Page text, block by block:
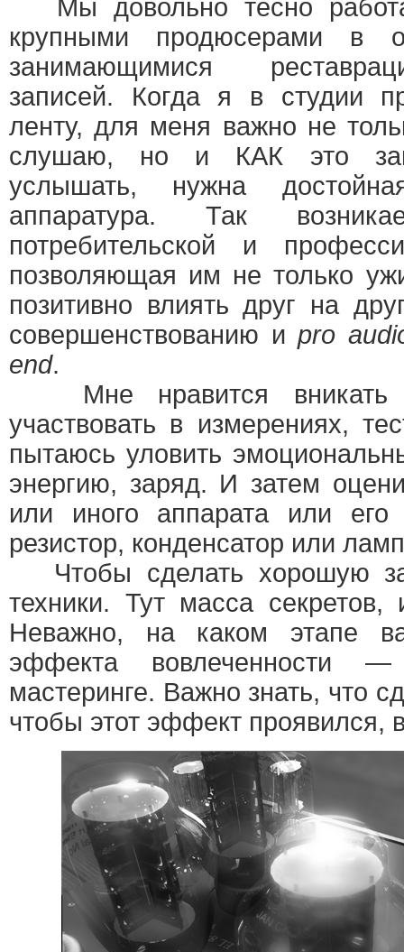
Мы довольно тесно
крупными продюсерами в
занимающимися
записей. Когда я в студии
ленту, для меня важно не
слушаю, но и КАК это
услышать, нужна
аппаратура. Так
потребительской и
позволяющая им не только
позитивно влиять друг на
совершенствованию иpro
end.
Мне нравится вникать
участвовать в измерениях,
пытаюсь уловить
энергию, заряд. И затем
или иного аппарата или
резистор, конденсатор или
Чтобы сделать хорошую
техники. Тут масса
Неважно, на каком этапе
эффекта вовлеченности
мастеринге. Важно знать, что
чтобы этот эффект проявился,